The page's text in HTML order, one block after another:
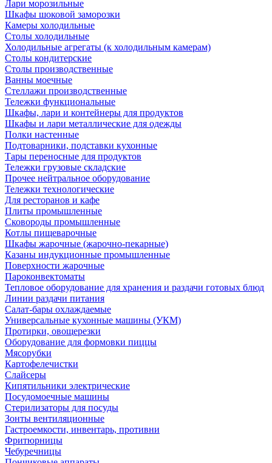
Лари морозильные
Шкафы шоковой заморозки
Камеры холодильные
Столы холодильные
Холодильные агрегаты (к холодильным камерам)
Столы кондитерские
Столы производственные
Ванны моечные
Стеллажи производственные
Тележки функциональные
Шкафы, лари и контейнеры для продуктов
Шкафы и лари металлические для одежды
Полки настенные
Подтоварники, подставки кухонные
Тары переносные для продуктов
Тележки грузовые складские
Прочее нейтральное оборудование
Тележки технологические
Для ресторанов и кафе
Плиты промышленные
Сковороды промышленные
Котлы пищеварочные
Шкафы жарочные (жарочно-пекарные)
Казаны индукционные промышленные
Поверхности жарочные
Пароконвектоматы
Тепловое оборудование для хранения и раздачи готовых блюд
Линии раздачи питания
Салат-бары охлаждаемые
Универсальные кухонные машины (УКМ)
Протирки, овощерезки
Оборудование для формовки пиццы
Мясорубки
Картофелечистки
Слайсеры
Кипятильники электрические
Посудомоечные машины
Стерилизаторы для посуды
Зонты вентиляционные
Гастроемкости, инвентарь, противни
Фритюрницы
Чебуречницы